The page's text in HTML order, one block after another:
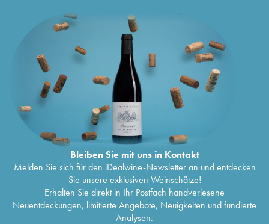
Bleiben Sie mit uns in Kontakt
Melden Sie sich für den iDealwine-Newsletter an und entdecken
Sie unsere exklusiven Weinschätze!
Erhalten Sie direkt in Ihr Postfach handverlesene
Neuentdeckungen, limitierte Angebote, Neuigkeiten und fundierte
Analysen.